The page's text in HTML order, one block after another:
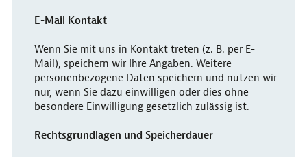
E-Mail Kontakt
Wenn Sie mit uns in Kontakt treten (z. B. per E-
Mail), speichern wir Ihre Angaben. Weitere
personenbezogene Daten speichern und nutzen wir
nur, wenn Sie dazu einwilligen oder dies ohne
besondere Einwilligung gesetzlich zulässig ist.
Rechtsgrundlagen und Speicherdauer